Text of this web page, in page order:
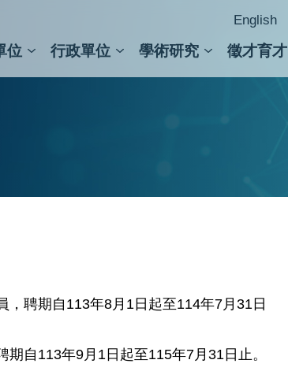
English
位 行政單位 學術研究 徵才育才
聘期自113年8月1日起至114年7月31日
自113年9月1日起至115年7月31日止。